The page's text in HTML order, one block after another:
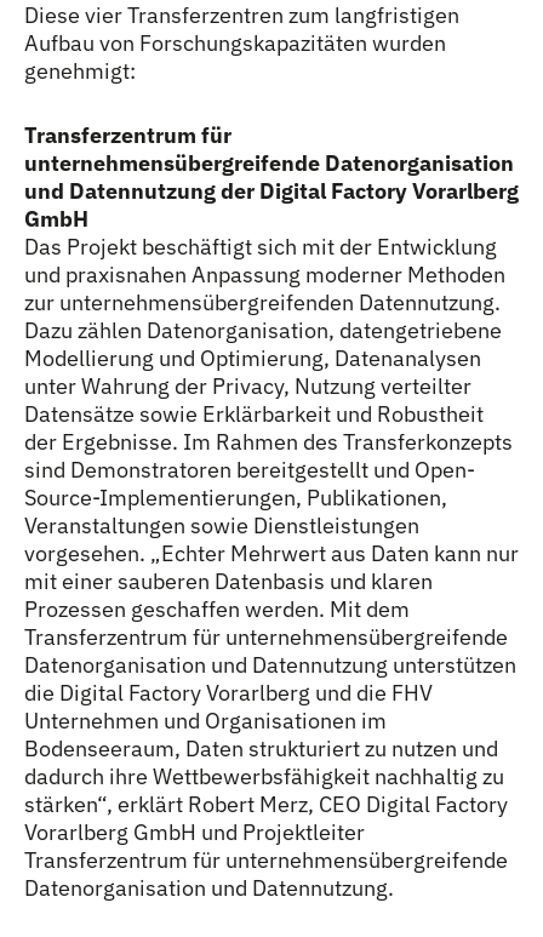
Diese vier Transferzentren zum langfristigen
Aufbau von Forschungskapazitäten wurden
genehmigt:
Transferzentrum für
unternehmensübergreifende Datenorganisation
und Datennutzung der Digital Factory Vorarlberg
GmbH
Das Projekt beschäftigt sich mit der Entwicklung
und praxisnahen Anpassung moderner Methoden
zur unternehmensübergreifenden Datennutzung.
Dazu zählen Datenorganisation, datengetriebene
Modellierung und Optimierung, Datenanalysen
unter Wahrung der Privacy, Nutzung verteilter
Datensätze sowie Erklärbarkeit und Robustheit
der Ergebnisse. Im Rahmen des Transferkonzepts
sind Demonstratoren bereitgestellt und Open-
Source-Implementierungen, Publikationen,
Veranstaltungen sowie Dienstleistungen
vorgesehen. „Echter Mehrwert aus Daten kann nur
mit einer sauberen Datenbasis und klaren
Prozessen geschaffen werden. Mit dem
Transferzentrum für unternehmensübergreifende
Datenorganisation und Datennutzung unterstützen
die Digital Factory Vorarlberg und die FHV
Unternehmen und Organisationen im
Bodenseeraum, Daten strukturiert zu nutzen und
dadurch ihre Wettbewerbsfähigkeit nachhaltig zu
stärken“, erklärt Robert Merz, CEO Digital Factory
Vorarlberg GmbH und Projektleiter
Transferzentrum für unternehmensübergreifende
Datenorganisation und Datennutzung.